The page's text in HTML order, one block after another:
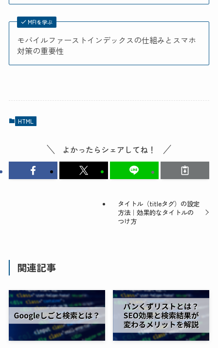
MFIを学ぶ
モバイルファーストインデックスの仕組みとスマホ
対策の重要性
HTML
よかったらシェアしてね！
タイトル（titleタグ）の設定
方法｜効果的なタイトルの
つけ方
関連記事